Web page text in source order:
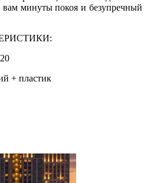
вам минуты покоя и безупречный
+ пластик